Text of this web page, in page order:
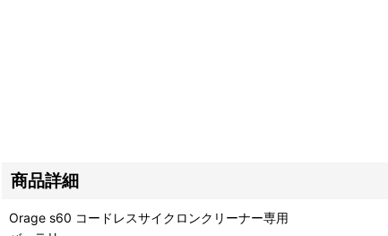
商品詳細
Orage s60 コードレスサイクロンクリーナー専用